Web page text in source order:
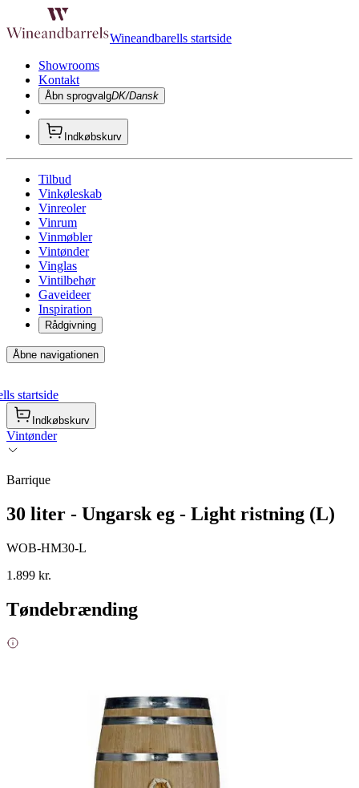
Wineandbarells startside
Showrooms
Kontakt
Åbn sprogvalgDK/Dansk
Indkøbskurv
Tilbud
Vinkøleskab
Vinreoler
Vinrum
Vinmøbler
Vintønder
Vinglas
Vintilbehør
Gaveideer
Inspiration
Rådgivning
Åbne navigationen
startside
Indkøbskurv
Vintønder
Barrique
30 liter - Ungarsk eg - Light ristning (L)
WOB-HM30-L
1.899 kr.
Tøndebrænding